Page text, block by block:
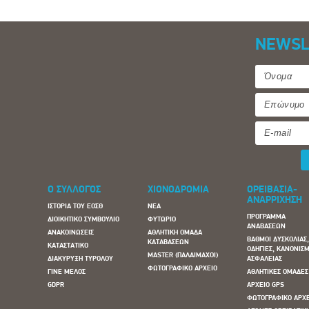
Ο ΣΥΛΛΟΓΟΣ
ΙΣΤΟΡΙΑ ΤΟΥ ΕΟΣΘ
ΔΙΟΙΚΗΤΙΚΟ ΣΥΜΒΟΥΛΙΟ
ΑΝΑΚΟΙΝΩΣΕΙΣ
ΚΑΤΑΣΤΑΤΙΚΟ
ΔΙΑΚΥΡΥΞΗ ΤΥΡΟΛΟΥ
ΓΙΝΕ ΜΕΛΟΣ
GDPR
ΧΙΟΝΟΔΡΟΜΙΑ
ΝΕΑ
ΦΥΤΩΡΙΟ
ΑΘΛΗΤΙΚΗ ΟΜΑΔΑ
ΚΑΤΑΒΑΣΕΩΝ
MASTER (ΠΑΛΑΙΜΑΧΟΙ)
ΦΩΤΟΓΡΑΦΙΚΟ ΑΡΧΕΙΟ
ΟΡΕΙΒΑΣΙΑ-
ΑΝΑΡΡΙΧΗΣΗ
ΠΡΟΓΡΑΜΜΑ
ΑΝΑΒΑΣΕΩΝ
ΒΑΘΜΟΙ ΔΥΣΚΟΛΙΑΣ,
ΟΔΗΓΙΕΣ,
ΑΣΦΑΛΕΙΑΣ
ΑΘΛΗΤΙΚΕΣ ΟΜΑΔΕΣ
ΑΡΧΕΙΟ GPS
ΦΩΤΟΓΡΑΦΙΚΟ